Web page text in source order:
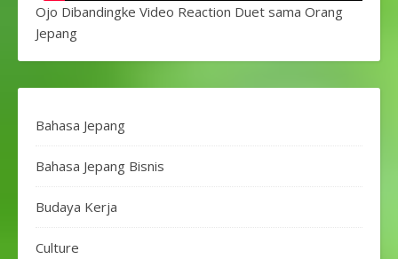
Ojo Dibandingke Video Reaction Duet sama Orang
Jepang
Bahasa Jepang
Bahasa Jepang Bisnis
Budaya Kerja
Culture